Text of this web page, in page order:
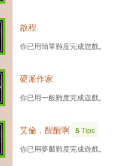
啟程
你已用簡單難度完成遊戲。
硬派作家
你已用一般難度完成遊戲。
艾倫，醒醒啊 5Tips
你已用夢靨難度完成遊戲。